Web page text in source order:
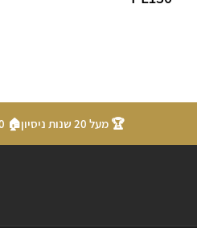
🏆 מעל 20 שנות ניסיון 🏠 1,000 מ"ר אולם תצוגה